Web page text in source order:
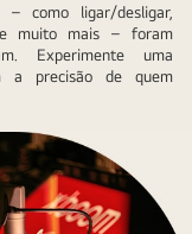
como ligar/desligar,
muito mais – foram
Experimente uma
a precisão de quem